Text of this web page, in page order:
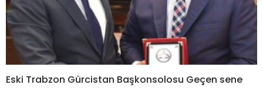
Eski Trabzon Gürcistan Başkonsolosu Geçen sene